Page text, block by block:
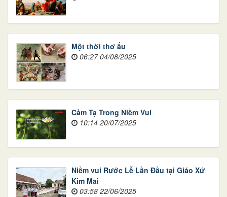
Một thời thơ ấu
06:27 04/08/2025
Cảm Tạ Trong Niềm Vui
10:14 20/07/2025
Niềm vui Rước Lễ Lần Đầu tại Giáo Xứ
Kim Mai
03:58 22/06/2025